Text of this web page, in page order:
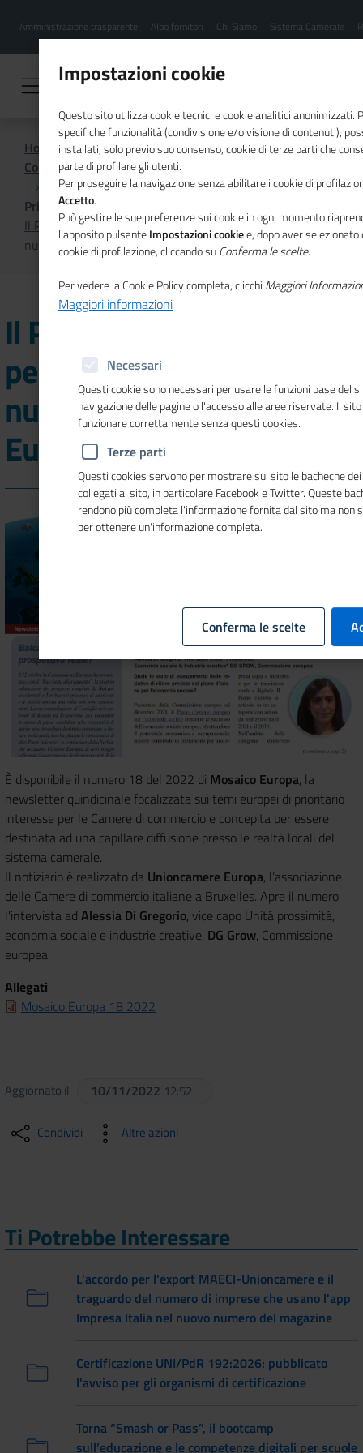
contenuto
Menu
hamburgher
Amministrazione trasparente Albo fornitori Chi Siamo Sistema Camerale
Home
Comunicazione istituzionale per il sistema camerale
Primo Piano
Il Piano di azione europeo per l'economia sociale nel
nuovo numero di Mosaico Europa
Il Piano di azione europeo
per l'economia sociale nel
nuovo numero di Mosaico
Europa
È disponibile il numero 18 del 2022 di Mosaico Europa, la
newsletter quindicinale focalizzata sui temi europei di prioritario
interesse per le Camere di commercio e concepita per essere
destinata ad una capillare diffusione presso le realtà locali del
sistema camerale.
Il notiziario è realizzato da Unioncamere Europa, l’associazione
delle Camere di commercio italiane a Bruxelles. Apre il numero
l'intervista ad Alessia Di Gregorio, vice capo Unitá prossimitá,
economia sociale e industrie creative, DG Grow, Commissione
europea.
Allegati
Mosaico Europa 18 2022
Aggiornato il 10/11/2022 12:52
Condividi Altre azioni
Ti Potrebbe Interessare
L'accordo per l'export MAECI-Unioncamere e il
traguardo del numero di imprese che usano l'app
Impresa Italia nel nuovo numero del magazine
Certificazione UNI/PdR 192:2026: pubblicato
l'avviso per gli organismi di certificazione
Torna “Smash or Pass”, il bootcamp
sull’educazione e le competenze digitali per scuole
Impostazioni cookie
Questo sito utilizza cookie tecnici e cookie analitici anonimizzati.
specifiche funzionalità (condivisione e/o visione di contenuti),
installati, solo previo suo consenso, cookie di terze parti che
parte di profilare gli utenti.
Per proseguire la navigazione senza abilitare i cookie di
Accetto.
Può gestire le sue preferenze sui cookie in ogni momento
l'apposito pulsanteImpostazioni cookiee, dopo aver
cookie di profilazione, cliccando suConferma le scelte.
Per vedere la Cookie Policy completa, clicchi Maggiori
Maggiori informazioni
Necessari
Questi cookie sono necessari per usare le funzioni base del
navigazione delle pagine o l'accesso alle aree riservate. Il
funzionare correttamente senza questi cookies.
Terze parti
Questi cookies servono per mostrare sul sito le bacheche
collegati al sito, in particolare Facebook e Twitter. Queste
rendono più completa l'informazione fornita dal sito ma non
per ottenere un'informazione completa.
Conferma le scelte